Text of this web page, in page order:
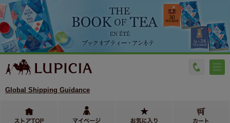
Global Shipping Guidance